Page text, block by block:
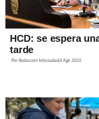
HCD: se espera
tarde
PorRedacción Infociudad6 Ago 2026